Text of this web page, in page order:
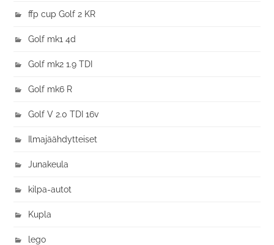
ffp cup Golf 2 KR
Golf mk1 4d
Golf mk2 1.9 TDI
Golf mk6 R
Golf V 2.0 TDI 16v
Ilmajäähdytteiset
Junakeula
kilpa-autot
Kupla
lego